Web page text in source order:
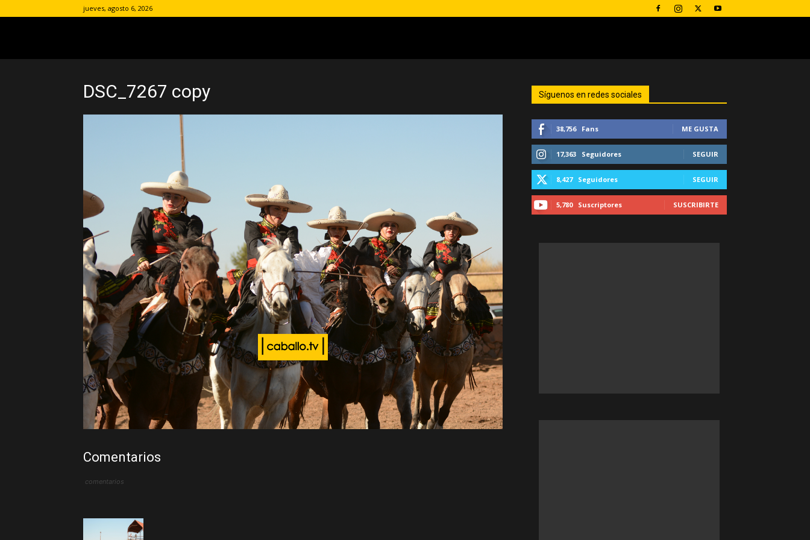
jueves, agosto 6, 2026
DSC_7267 copy
Comentarios
comentarios
Síguenos en redes sociales
38,756 Fans ME GUSTA
17,363 Seguidores SEGUIR
8,427 Seguidores SEGUIR
5,780 Suscriptores SUSCRIBIRTE